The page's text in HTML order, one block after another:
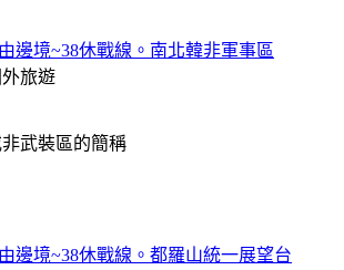
邊境~38休戰線。南北韓非軍事區
外旅遊
武裝區的簡稱
邊境~38休戰線。都羅山統一展望台